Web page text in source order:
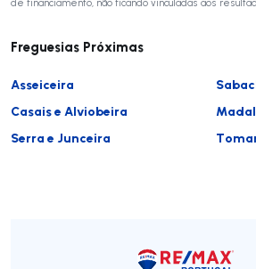
Freguesias Próximas
Asseiceira
Casais e Alviobeira
Serra e Junceira